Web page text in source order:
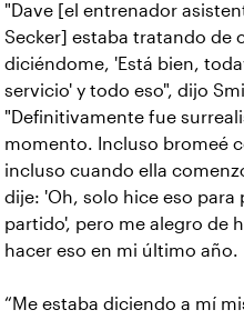
"Dave [el entrenador
Secker] estaba tratando de
diciéndome, 'Está bien,
servicio' y todo eso", dijo
"Definitivamente fue
momento. Incluso bromeé
incluso cuando ella
dije: 'Oh, solo hice eso para
partido', pero me alegro de
hacer eso en mi último año.
“Me estaba diciendo a mí